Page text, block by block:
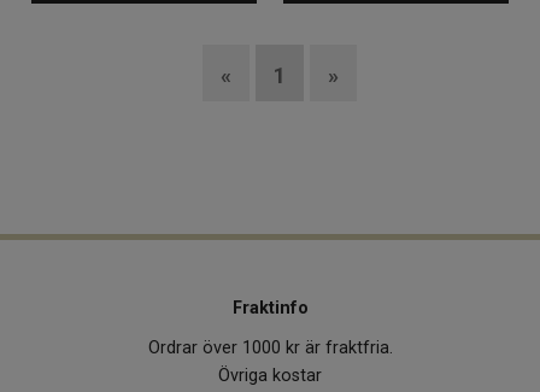
« 1 »
Fraktinfo
Ordrar över 1000 kr är fraktfria.
Övriga kostar